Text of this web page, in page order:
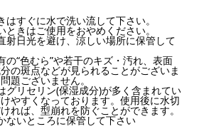
はすぐに水で洗い流して下さい。
ときはご使用をおやめください。
射日光を避け、涼しい場所に保管して
の“色むら”や若干のキズ・汚れ、表面
の斑点などが見られることがございま
題ございません。
グリセリン(保湿成分)が多く含まれてい
やすくなっております。使用後に水切
れば、型崩れを防ぐことができます。
ないところに保管して下さい